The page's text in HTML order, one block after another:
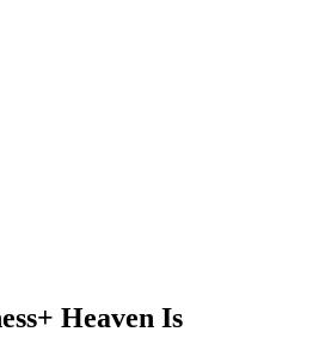
Heaven Is